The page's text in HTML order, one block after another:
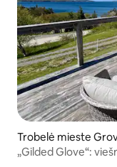
Trobelė mieste
„Gilded Glove“: